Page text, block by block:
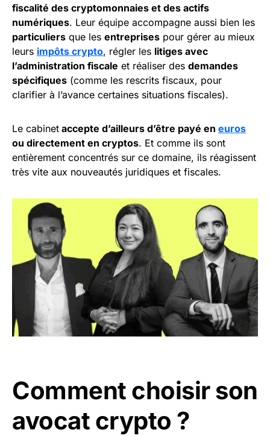
fiscalité des cryptomonnaies et des actifs
numériques. Leur équipe accompagne aussi bien les
particuliers que les entreprises pour gérer au mieux
leurs impôts crypto, régler les litiges avec
l’administration fiscale et réaliser des demandes
spécifiques (comme les rescrits fiscaux, pour
clarifier à l’avance certaines situations fiscales).
Le cabinet accepte d’ailleurs d’être payé en euros
ou directement en cryptos. Et comme ils sont
entièrement concentrés sur ce domaine, ils réagissent
très vite aux nouveautés juridiques et fiscales.
Comment choisir son
avocat crypto ?